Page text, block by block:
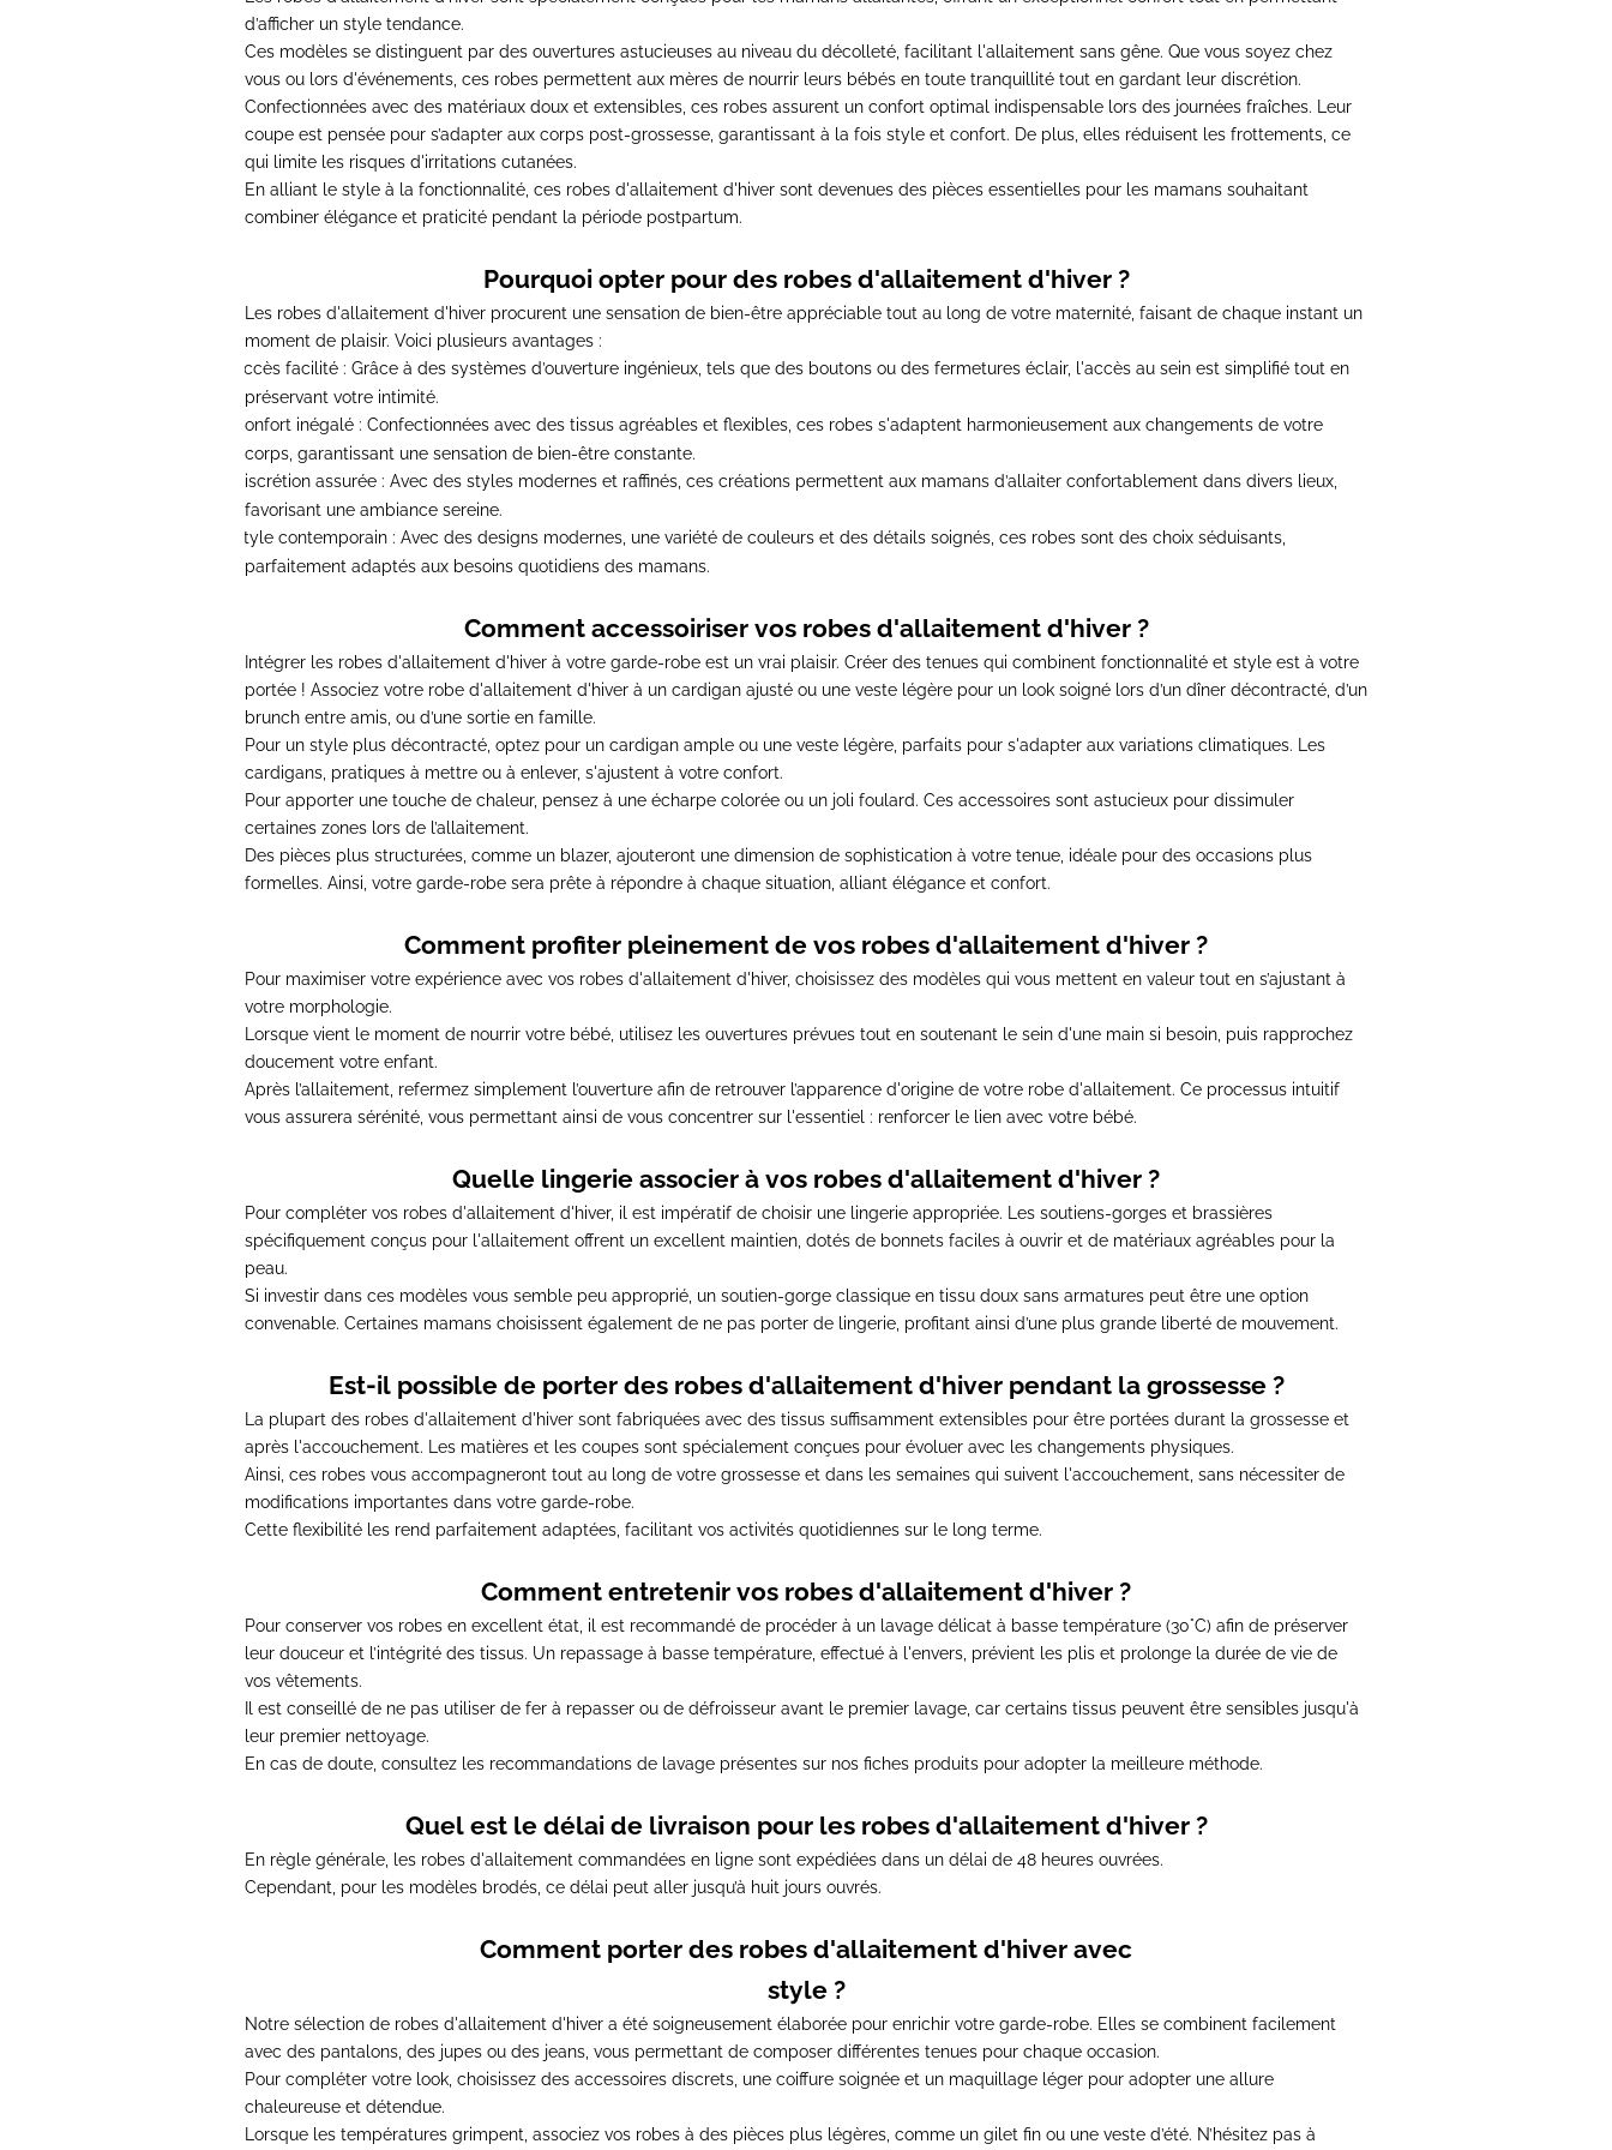
d’afficher un style tendance.
Ces modèles se distinguent par des ouvertures astucieuses au niveau du décolleté, facilitant l'allaitement sans gêne. Que vous soyez chez
vous ou lors d'événements, ces robes permettent aux mères de nourrir leurs bébés en toute tranquillité tout en gardant leur discrétion.
Confectionnées avec des matériaux doux et extensibles, ces robes assurent un confort optimal indispensable lors des journées fraîches. Leur
coupe est pensée pour s’adapter aux corps post-grossesse, garantissant à la fois style et confort. De plus, elles réduisent les frottements, ce
qui limite les risques d'irritations cutanées.
En alliant le style à la fonctionnalité, ces robes d'allaitement d'hiver sont devenues des pièces essentielles pour les mamans souhaitant
combiner élégance et praticité pendant la période postpartum.
Pourquoi opter pour des robes d'allaitement d'hiver ?
Les robes d'allaitement d'hiver procurent une sensation de bien-être appréciable tout au long de votre maternité, faisant de chaque instant un
moment de plaisir. Voici plusieurs avantages :
Accès facilité : Grâce à des systèmes d’ouverture ingénieux, tels que des boutons ou des fermetures éclair, l'accès au sein est simplifié tout en
préservant votre intimité.
Confort inégalé : Confectionnées avec des tissus agréables et flexibles, ces robes s'adaptent harmonieusement aux changements de votre
corps, garantissant une sensation de bien-être constante.
Discrétion assurée : Avec des styles modernes et raffinés, ces créations permettent aux mamans d’allaiter confortablement dans divers lieux,
favorisant une ambiance sereine.
Style contemporain : Avec des designs modernes, une variété de couleurs et des détails soignés, ces robes sont des choix séduisants,
parfaitement adaptés aux besoins quotidiens des mamans.
Comment accessoiriser vos robes d'allaitement d'hiver ?
Intégrer les robes d'allaitement d'hiver à votre garde-robe est un vrai plaisir. Créer des tenues qui combinent fonctionnalité et style est à votre
portée ! Associez votre robe d'allaitement d'hiver à un cardigan ajusté ou une veste légère pour un look soigné lors d’un dîner décontracté, d’un
brunch entre amis, ou d’une sortie en famille.
Pour un style plus décontracté, optez pour un cardigan ample ou une veste légère, parfaits pour s'adapter aux variations climatiques. Les
cardigans, pratiques à mettre ou à enlever, s'ajustent à votre confort.
Pour apporter une touche de chaleur, pensez à une écharpe colorée ou un joli foulard. Ces accessoires sont astucieux pour dissimuler
certaines zones lors de l’allaitement.
Des pièces plus structurées, comme un blazer, ajouteront une dimension de sophistication à votre tenue, idéale pour des occasions plus
formelles. Ainsi, votre garde-robe sera prête à répondre à chaque situation, alliant élégance et confort.
Comment profiter pleinement de vos robes d'allaitement d'hiver ?
Pour maximiser votre expérience avec vos robes d'allaitement d'hiver, choisissez des modèles qui vous mettent en valeur tout en s’ajustant à
votre morphologie.
Lorsque vient le moment de nourrir votre bébé, utilisez les ouvertures prévues tout en soutenant le sein d'une main si besoin, puis rapprochez
doucement votre enfant.
Après l’allaitement, refermez simplement l’ouverture afin de retrouver l’apparence d'origine de votre robe d'allaitement. Ce processus intuitif
vous assurera sérénité, vous permettant ainsi de vous concentrer sur l'essentiel : renforcer le lien avec votre bébé.
Quelle lingerie associer à vos robes d'allaitement d'hiver ?
Pour compléter vos robes d'allaitement d'hiver, il est impératif de choisir une lingerie appropriée. Les soutiens-gorges et brassières
spécifiquement conçus pour l'allaitement offrent un excellent maintien, dotés de bonnets faciles à ouvrir et de matériaux agréables pour la
peau.
Si investir dans ces modèles vous semble peu approprié, un soutien-gorge classique en tissu doux sans armatures peut être une option
convenable. Certaines mamans choisissent également de ne pas porter de lingerie, profitant ainsi d’une plus grande liberté de mouvement.
Est-il possible de porter des robes d'allaitement d'hiver pendant la grossesse ?
La plupart des robes d'allaitement d'hiver sont fabriquées avec des tissus suffisamment extensibles pour être portées durant la grossesse et
après l'accouchement. Les matières et les coupes sont spécialement conçues pour évoluer avec les changements physiques.
Ainsi, ces robes vous accompagneront tout au long de votre grossesse et dans les semaines qui suivent l'accouchement, sans nécessiter de
modifications importantes dans votre garde-robe.
Cette flexibilité les rend parfaitement adaptées, facilitant vos activités quotidiennes sur le long terme.
Comment entretenir vos robes d'allaitement d'hiver ?
Pour conserver vos robes en excellent état, il est recommandé de procéder à un lavage délicat à basse température (30°C) afin de préserver
leur douceur et l’intégrité des tissus. Un repassage à basse température, effectué à l'envers, prévient les plis et prolonge la durée de vie de
vos vêtements.
Il est conseillé de ne pas utiliser de fer à repasser ou de défroisseur avant le premier lavage, car certains tissus peuvent être sensibles jusqu'à
leur premier nettoyage.
En cas de doute, consultez les recommandations de lavage présentes sur nos fiches produits pour adopter la meilleure méthode.
Quel est le délai de livraison pour les robes d'allaitement d'hiver ?
En règle générale, les robes d'allaitement commandées en ligne sont expédiées dans un délai de 48 heures ouvrées.
Cependant, pour les modèles brodés, ce délai peut aller jusqu’à huit jours ouvrés.
Comment porter des robes d'allaitement d'hiver avec
style ?
Notre sélection de robes d'allaitement d'hiver a été soigneusement élaborée pour enrichir votre garde-robe. Elles se combinent facilement
avec des pantalons, des jupes ou des jeans, vous permettant de composer différentes tenues pour chaque occasion.
Pour compléter votre look, choisissez des accessoires discrets, une coiffure soignée et un maquillage léger pour adopter une allure
chaleureuse et détendue.
Lorsque les températures grimpent, associez vos robes à des pièces plus légères, comme un gilet fin ou une veste d’été. N’hésitez pas à